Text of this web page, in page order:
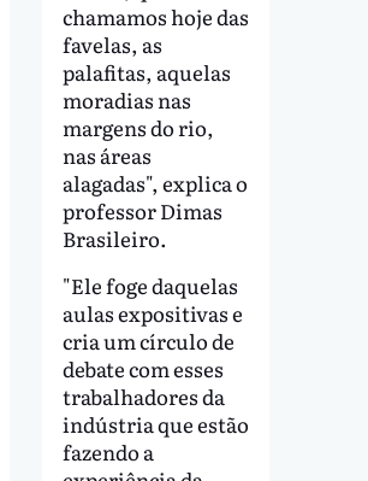
chamamos hoje das
favelas, as
palafitas, aquelas
moradias nas
margens do rio,
nas áreas
alagadas", explica o
professor Dimas
Brasileiro.
"Ele foge daquelas
aulas expositivas e
cria um círculo de
debate com esses
trabalhadores da
indústria que estão
fazendo a